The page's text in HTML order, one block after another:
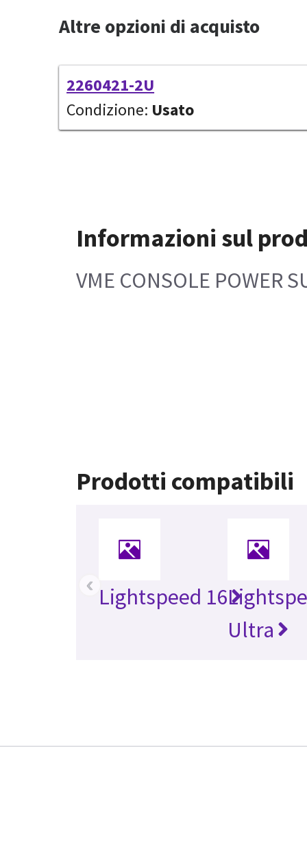
Altre opzioni di acquisto
2260421-2U
Condizione: Usato
Informazioni sul
VME CONSOLE POWER
Prodotti compatibili
Lightspeed 16
Ultra
‹